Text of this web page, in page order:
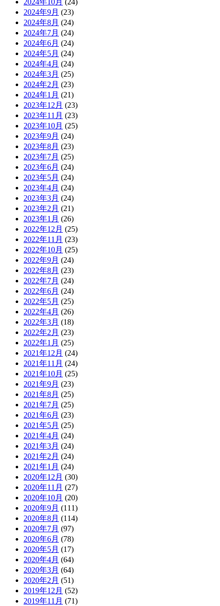
2024年9月 (23)
2024年8月 (24)
2024年7月 (24)
2024年6月 (24)
2024年5月 (24)
2024年4月 (24)
2024年3月 (25)
2024年2月 (23)
2024年1月 (21)
2023年12月 (23)
2023年11月 (23)
2023年10月 (25)
2023年9月 (24)
2023年8月 (23)
2023年7月 (25)
2023年6月 (24)
2023年5月 (24)
2023年4月 (24)
2023年3月 (24)
2023年2月 (21)
2023年1月 (26)
2022年12月 (25)
2022年11月 (23)
2022年10月 (25)
2022年9月 (24)
2022年8月 (23)
2022年7月 (24)
2022年6月 (24)
2022年5月 (25)
2022年4月 (26)
2022年3月 (18)
2022年2月 (23)
2022年1月 (25)
2021年12月 (24)
2021年11月 (24)
2021年10月 (25)
2021年9月 (23)
2021年8月 (25)
2021年7月 (25)
2021年6月 (23)
2021年5月 (25)
2021年4月 (24)
2021年3月 (24)
2021年2月 (24)
2021年1月 (24)
2020年12月 (30)
2020年11月 (27)
2020年10月 (20)
2020年9月 (111)
2020年8月 (114)
2020年7月 (97)
2020年6月 (78)
2020年5月 (17)
2020年4月 (64)
2020年3月 (64)
2020年2月 (51)
2019年12月 (52)
2019年11月 (71)